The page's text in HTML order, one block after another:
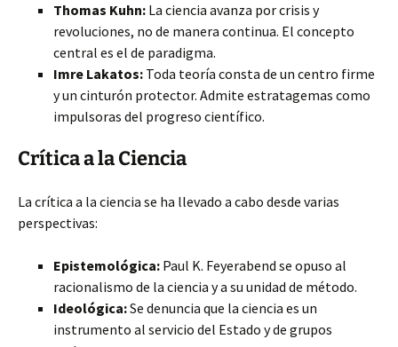
Thomas Kuhn: La ciencia avanza por crisis y
revoluciones, no de manera continua. El concepto
central es el de paradigma.
Imre Lakatos: Toda teoría consta de un centro firme
y un cinturón protector. Admite estratagemas como
impulsoras del progreso científico.
Crítica a la Ciencia
La crítica a la ciencia se ha llevado a cabo desde varias
perspectivas:
Epistemológica: Paul K. Feyerabend se opuso al
racionalismo de la ciencia y a su unidad de método.
Ideológica:Se denuncia que la ciencia es un
instrumento al servicio del Estado y de grupos